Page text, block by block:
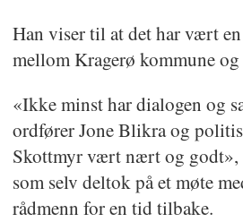
Han viser til at det har vært
mellom Kragerø kommune
«Ikke minst har dialogen og
ordfører Jone Blikra og
Skottmyr vært nært og godt»,
som selv deltok på et møte
rådmenn for en tid tilbake.